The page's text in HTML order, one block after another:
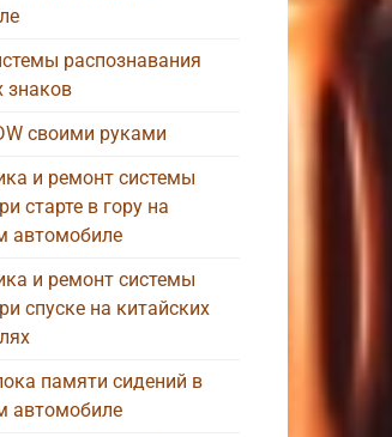
распознавания
своими руками
и ремонт системы
старте в гору на
автомобиле
и ремонт системы
спуске на китайских
памяти сидений в
автомобиле